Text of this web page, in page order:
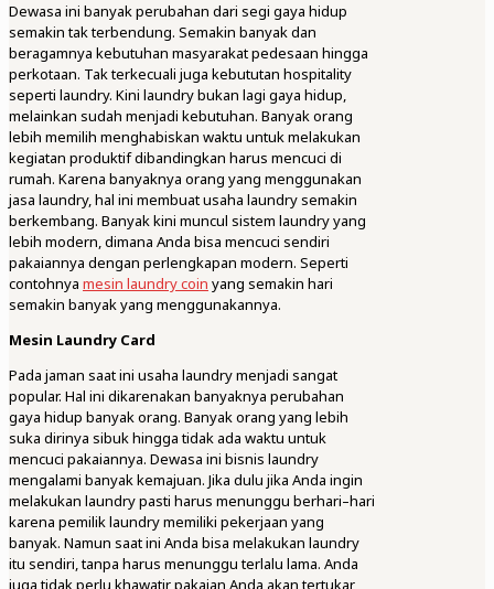
Dewasa ini banyak perubahan dari segi gaya hidup
semakin tak terbendung. Semakin banyak dan
beragamnya kebutuhan masyarakat pedesaan hingga
perkotaan. Tak terkecuali juga kebututan hospitality
seperti laundry. Kini laundry bukan lagi gaya hidup,
melainkan sudah menjadi kebutuhan. Banyak orang
lebih memilih menghabiskan waktu untuk melakukan
kegiatan produktif dibandingkan harus mencuci di
rumah. Karena banyaknya orang yang menggunakan
jasa laundry, hal ini membuat usaha laundry semakin
berkembang. Banyak kini muncul sistem laundry yang
lebih modern, dimana Anda bisa mencuci sendiri
pakaiannya dengan perlengkapan modern. Seperti
contohnya mesin laundry coin yang semakin hari
semakin banyak yang menggunakannya.
Mesin Laundry Card
Pada jaman saat ini usaha laundry menjadi sangat
popular. Hal ini dikarenakan banyaknya perubahan
gaya hidup banyak orang. Banyak orang yang lebih
suka dirinya sibuk hingga tidak ada waktu untuk
mencuci pakaiannya. Dewasa ini bisnis laundry
mengalami banyak kemajuan. Jika dulu jika Anda ingin
melakukan laundry pasti harus menunggu berhari–hari
karena pemilik laundry memiliki pekerjaan yang
banyak. Namun saat ini Anda bisa melakukan laundry
itu sendiri, tanpa harus menunggu terlalu lama. Anda
juga tidak perlu khawatir pakaian Anda akan tertukar